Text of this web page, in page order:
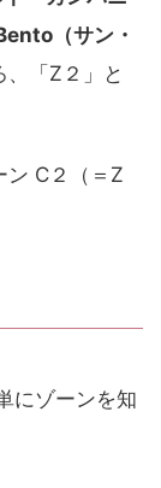
（サン・
「Z２」と
ン C２（＝Z
にゾーンを知